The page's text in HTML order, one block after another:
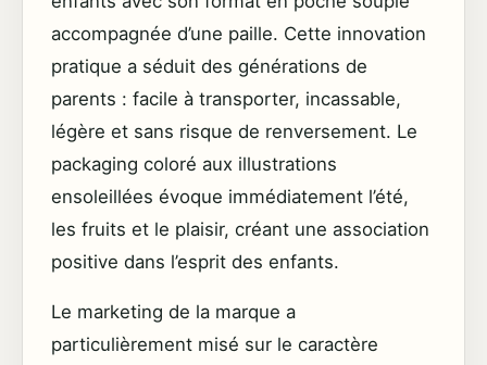
accompagnée d’une paille. Cette innovation
pratique a séduit des générations de
parents : facile à transporter, incassable,
légère et sans risque de renversement. Le
packaging coloré aux illustrations
ensoleillées évoque immédiatement l’été,
les fruits et le plaisir, créant une association
positive dans l’esprit des enfants.
Le marketing de la marque a
particulièrement misé sur le caractère